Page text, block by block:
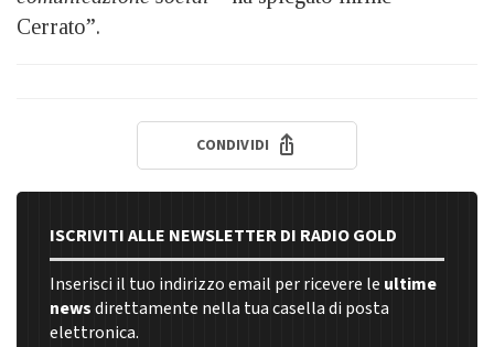
Cerrato”.
CONDIVIDI
ISCRIVITI ALLE NEWSLETTER DI RADIO GOLD
Inserisci il tuo indirizzo email per ricevere le ultime
newsdirettamente nella tua casella di posta
elettronica.